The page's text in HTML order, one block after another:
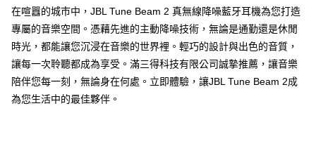
在喧囂的城市中，JBL Tune Beam 2 真無線降噪藍牙耳機為您打造
專屬的音樂空間。憑藉先進的主動降噪技術，無論是通勤還是休閒
時光，都能讓您沉浸在音樂的世界裡。輕巧的設計與出色的音質，
讓每一次聆聽都成為享受。滿三得科技有限公司誠摯推薦，讓音樂
陪伴您每一刻，無論身在何處。立即體驗，讓JBL Tune Beam 2成
為您生活中的最佳夥伴。